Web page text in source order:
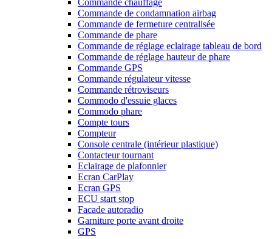
Commande chauffage
Commande de condamnation airbag
Commande de fermeture centralisée
Commande de phare
Commande de réglage eclairage tableau de bord
Commande de réglage hauteur de phare
Commande GPS
Commande régulateur vitesse
Commande rétroviseurs
Commodo d'essuie glaces
Commodo phare
Compte tours
Compteur
Console centrale (intérieur plastique)
Contacteur tournant
Eclairage de plafonnier
Ecran CarPlay
Ecran GPS
ECU start stop
Facade autoradio
Garniture porte avant droite
GPS